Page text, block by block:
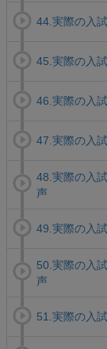
44.実際の入
45.実際の入
46.実際の入
47.実際の入
48.実際の入
声
49.実際の入
50.実際の入
声
51.実際の入